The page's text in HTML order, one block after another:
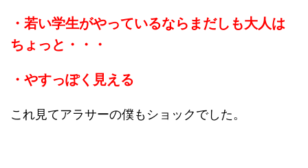
・若い学生がやっているならまだしも大人は
ちょっと・・・
・やすっぽく見える
これ見てアラサーの僕もショックでした。